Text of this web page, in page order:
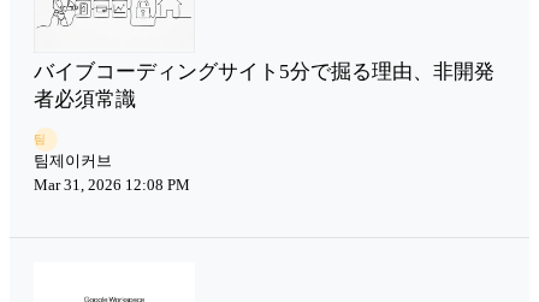
バイブコーディングサイト5分で掘る理由、非開発
者必須常識
팀
팀제이커브
Mar 31, 2026 12:08 PM